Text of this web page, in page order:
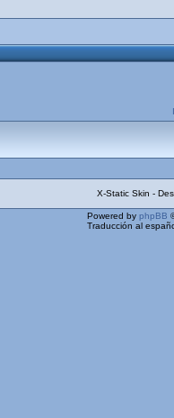
X-Static Skin -
Powered by phpBB
Traducción al